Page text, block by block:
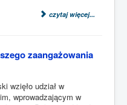
czytaj więcej...
zaangażowania
wzięło udział w
wprowadzającym w